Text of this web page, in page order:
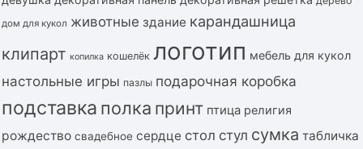
дом для кукол животные здание карандашница
клипарт копилка кошелёк логотип мебель для кукол
настольные игры пазлы подарочная коробка
подставка полка принт птица религия
рождество свадебное сердце стол стул сумка табличка